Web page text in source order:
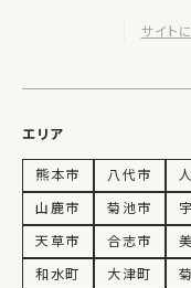
サイト
エリア
熊本市 八代市
山鹿市
菊池市
天草市
合志市
和水町
大津町